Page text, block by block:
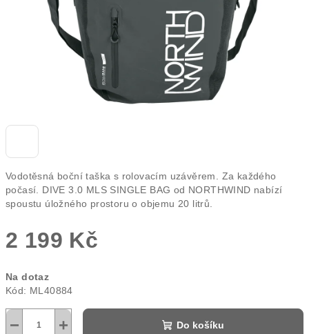
Vodotěsná boční taška s rolovacím uzávěrem. Za každého
počasí. DIVE 3.0 MLS SINGLE BAG od NORTHWIND nabízí
spoustu úložného prostoru o objemu 20 litrů.
2 199 Kč
cena:
Na dotaz
Kód: ML40884
+
− Do košíku